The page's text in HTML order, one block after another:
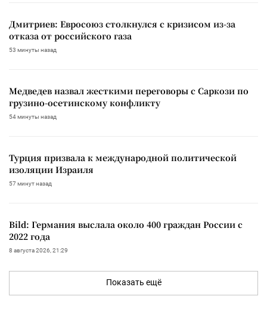
Дмитриев: Евросоюз столкнулся с кризисом из-за
отказа от российского газа
53 минуты назад
Медведев назвал жесткими переговоры с Саркози по
грузино-осетинскому конфликту
54 минуты назад
Турция призвала к международной политической
изоляции Израиля
57 минут назад
Bild: Германия выслала около 400 граждан России с
2022 года
8 августа 2026, 21:29
Показать ещё